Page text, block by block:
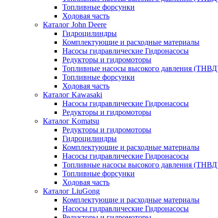
Топливные форсунки
Ходовая часть
Каталог John Deere
Гидроцилиндры
Комплектующие и расходные материалы
Насосы гидравлические Гидронасосы
Редукторы и гидромоторы
Топливные насосы высокого давления
Топливные форсунки
Ходовая часть
Каталог Kawasaki
Насосы гидравлические Гидронасосы
Редукторы и гидромоторы
Каталог Komatsu
Редукторы и гидромоторы
Гидроцилиндры
Комплектующие и расходные материалы
Насосы гидравлические Гидронасосы
Топливные насосы высокого давления
Топливные форсунки
Ходовая часть
Каталог LiuGong
Комплектующие и расходные материалы
Насосы гидравлические Гидронасосы